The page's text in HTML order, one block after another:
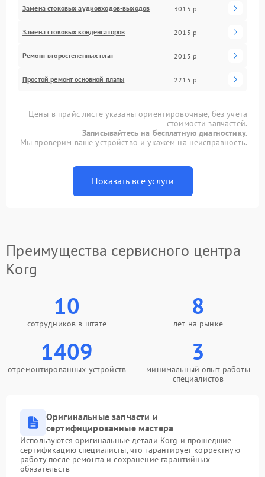
Замена стоковых аудиовходов-выходов 3015 р
Замена стоковых конденсаторов 2015 р
Ремонт второстепенных плат 2015 р
Простой ремонт основной платы 2215 р
Цены в прайс-листе указаны ориентировочные, без учета
стоимости запчастей.
Записывайтесь на бесплатную диагностику.
Мы проверим ваше устройство и укажем на неисправность.
Показать все услуги
Преимущества сервисного центра
Korg
10
сотрудников в штате
8
лет на рынке
1409
отремонтированных устройств
3
минимальный опыт работы
специалистов
Оригинальные запчасти и
сертифицированные мастера
Используются оригинальные детали Korg и прошедшие
сертификацию специалисты, что гарантирует корректную
работу после ремонта и сохранение гарантийных
обязательств